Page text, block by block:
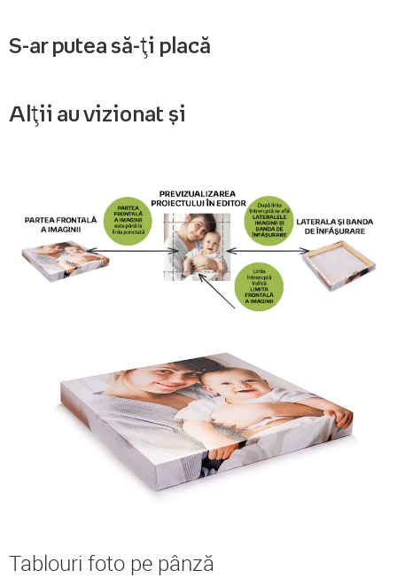
S-ar putea să-ți placă
Alții au vizionat și
Tablouri foto pe pânză